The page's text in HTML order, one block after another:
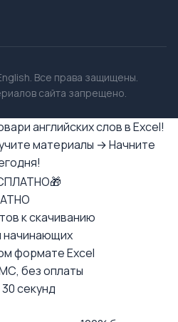
Все права защищены.
сайта запрещено.
английских слов в Excel!
материалы → Начните
к скачиванию
начинающих
формате Excel
без оплаты
секунд